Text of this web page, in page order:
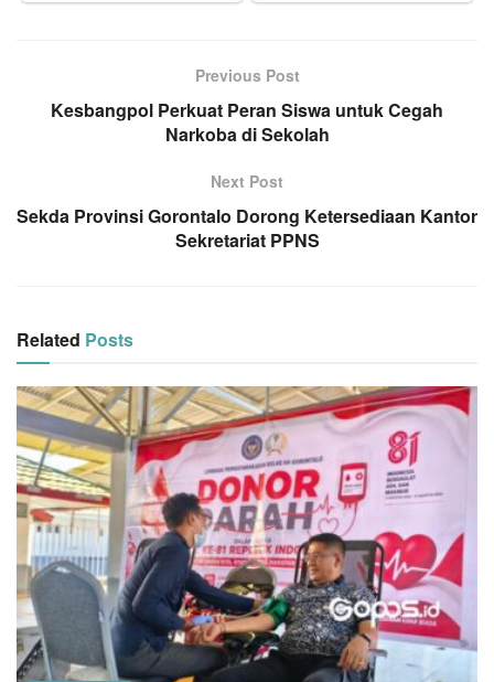
Previous Post
Kesbangpol Perkuat Peran Siswa untuk Cegah
Narkoba di Sekolah
Next Post
Sekda Provinsi Gorontalo Dorong Ketersediaan Kantor
Sekretariat PPNS
Related Posts